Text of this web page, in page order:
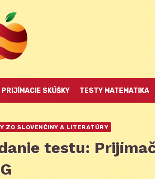
PRIJÍMACIE SKÚŠKY TESTY MATEMATIKA
ZO SLOVENČINY A LITERATÚRY
testu: